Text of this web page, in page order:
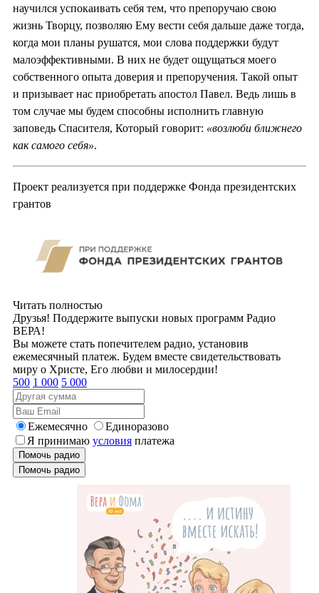
научился успокаивать себя тем, что препоручаю свою
жизнь Творцу, позволяю Ему вести себя дальше даже тогда,
когда мои планы рушатся, мои слова поддержки будут
малоэффективными. В них не будет ощущаться моего
собственного опыта доверия и препоручения. Такой опыт
и призывает нас приобретать апостол Павел. Ведь лишь в
том случае мы будем способны исполнить главную
заповедь Спасителя, Который говорит: «возлюби ближнего
как самого себя».
Проект реализуется при поддержке Фонда президентских
грантов
Читать полностью
Друзья! Поддержите выпуски новых программ Радио
ВЕРА!
Вы можете стать попечителем радио, установив
ежемесячный платеж. Будем вместе свидетельствовать
миру о Христе, Его любви и милосердии!
500 1 000 5 000
Ежемесячно
Единоразово
Я принимаю условия платежа
Помочь радио
Помочь радио